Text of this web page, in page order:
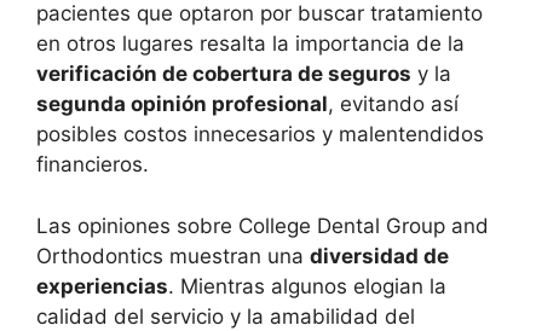
pacientes que optaron por buscar tratamiento
en otros lugares resalta la importancia de la
verificación de cobertura de seguros y la
segunda opinión profesional, evitando así
posibles costos innecesarios y malentendidos
financieros.
Las opiniones sobre College Dental Group and
Orthodontics muestran una diversidad de
experiencias. Mientras algunos elogian la
calidad del servicio y la amabilidad del